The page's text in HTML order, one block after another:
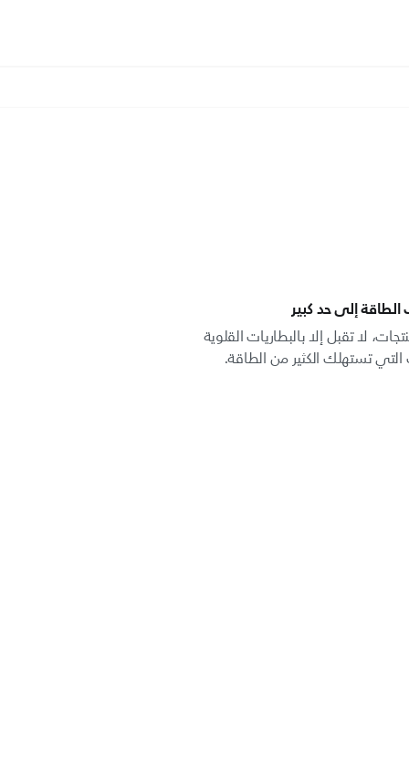
إلى حد كبير
لا تقبل إلا بالبطاريات القلوية
التي تستهلك الكثير من الطاقة.